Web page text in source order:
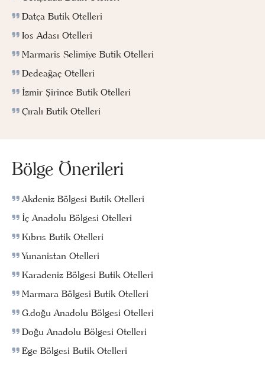
Datça Butik Otelleri
Ios Adası Otelleri
Marmaris Selimiye Butik Otelleri
Dedeağaç Otelleri
İzmir Şirince Butik Otelleri
Çıralı Butik Otelleri
Bölge Önerileri
Akdeniz Bölgesi Butik Otelleri
İç Anadolu Bölgesi Otelleri
Kıbrıs Butik Otelleri
Yunanistan Otelleri
Karadeniz Bölgesi Butik Otelleri
Marmara Bölgesi Butik Otelleri
G.doğu Anadolu Bölgesi Otelleri
Doğu Anadolu Bölgesi Otelleri
Ege Bölgesi Butik Otelleri